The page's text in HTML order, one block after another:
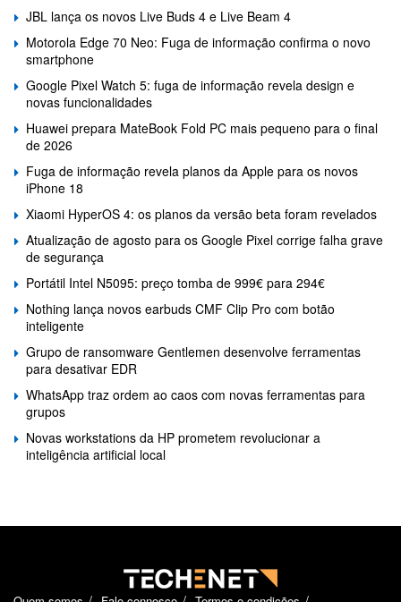
JBL lança os novos Live Buds 4 e Live Beam 4
Motorola Edge 70 Neo: Fuga de informação confirma o novo
smartphone
Google Pixel Watch 5: fuga de informação revela design e
novas funcionalidades
Huawei prepara MateBook Fold PC mais pequeno para o final
de 2026
Fuga de informação revela planos da Apple para os novos
iPhone 18
Xiaomi HyperOS 4: os planos da versão beta foram revelados
Atualização de agosto para os Google Pixel corrige falha grave
de segurança
Portátil Intel N5095: preço tomba de 999€ para 294€
Nothing lança novos earbuds CMF Clip Pro com botão
inteligente
Grupo de ransomware Gentlemen desenvolve ferramentas
para desativar EDR
WhatsApp traz ordem ao caos com novas ferramentas para
grupos
Novas workstations da HP prometem revolucionar a
inteligência artificial local